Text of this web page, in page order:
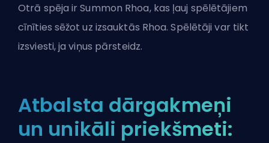
Otrā spēja ir Summon Rhoa, kas ļauj spēlētājiem
cīnīties sēžot uz izsauktās Rhoa. Spēlētāji var tikt
izsviesti, ja viņus pārsteidz.
Atbalsta dārgakmeņi
un unikāli priekšmeti: